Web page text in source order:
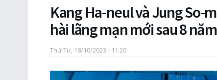
Kang Ha-neul và Jung So-
hài lãng mạn mới sau 8 năm
Thứ Tư, 18/10/2023 - 11:20